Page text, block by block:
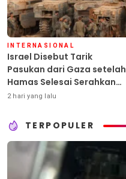
INTERNASIONAL
Israel Disebut Tarik
Pasukan dari Gaza setelah
Hamas Selesai Serahkan
Senjata
2 hari yang lalu
TERPOPULER